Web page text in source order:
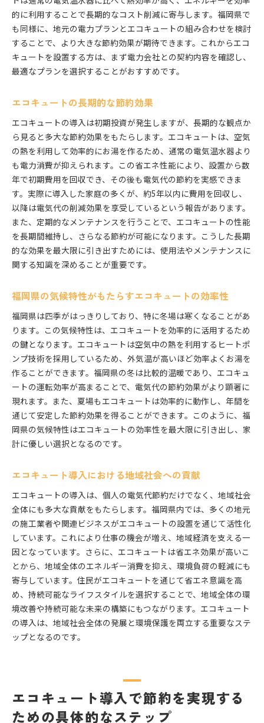
福岡県のエコキュート設置を成功させるための実践ガ
イド
地域のエコキュート利用者の体験談
成功事例に学ぶ設置のコツ
費用を抑えるためのDIY可能な部分
設置後のトラブルシューティング
エコキュートの保険加入のメリット
エコキュート導入で一歩先行く節約術とその効果
エコキュート利用で得られる年間の節約額
他の省エネ機器との組み合わせ効果
節約生活を実現するための家庭での工夫
導入前後の光熱費比較データ
エコキュートの性能を引き出す活用術
導入後のライフスタイルの変化と満足度
福岡県でのエコキュート補助金を活用した賢い節約生
活
福岡県のエコキュート補助金の申請体験談
補助金以外の節約テクニック
地域特有の補助金制度を活用する方法
エコキュート導入で得られる長期的な経済効果
補助金終了後の節約生活の維持方法
的に利用することで長期的なコスト削減に寄与します。福岡県で
も同様に、地元の電力プランとエコキュートの組み合わせを検討
することで、より大きな節約効果が期待できます。これからエコ
キュートを設置する方は、まず電力会社との契約内容を確認し、
最適なプランを選択することがおすすめです。
エコキュートの長期的な節約効果
エコキュートの導入は初期投資が発生しますが、長期的な観点か
ら見ると多大な節約効果をもたらします。エコキュートは、空気
の熱を利用して効率的にお湯を作るため、通常の電気温水器より
も電力消費が抑えられます。この省エネ性能により、設置から数
年で初期費用を回収でき、その後も電気代の節約を実感できま
す。実際に導入した家庭の多くが、約5年以内に費用を回収し、
以降は電気代の削減効果を享受しているという報告があります。
また、定期的なメンテナンスを行うことで、エコキュートの性能
を長期間維持し、さらなる節約が可能になります。こうした長期
的な効果を最大限に引き出すためには、使用法やメンテナンスに
関する知識を深めることが重要です。
福岡県の気候特性がもたらすエコキュートの効率性
福岡県は四季がはっきりしており、特に冬場は寒くなることがあ
ります。この気候特性は、エコキュートを効率的に活用するため
の鍵となります。エコキュートは空気中の熱を利用するヒートポ
ンプ技術を採用しているため、外気温が高いほど効率よくお湯を
作ることができます。福岡県の冬は比較的温暖であり、エコキュ
ートの運転効率が高まることで、電気代の節約効果がより顕著に
現れます。また、夏場もエコキュートは効率的に動作し、年間を
通じて安定した節約効果を得ることができます。このように、福
岡県の気候特性はエコキュートの効率性を最大限に引き出し、家
計に優しい選択となるのです。
エコキュート導入における地域社会への貢献
エコキュートの導入は、個人の電気代節約だけでなく、地域社会
全体にも多大な貢献をもたらします。福岡県内では、多くの地元
の施工業者や関連ビジネスがエコキュートの設置を通じて活性化
しています。これにより仕事の機会が増え、地域経済を支える一
因となっています。さらに、エコキュートは省エネ効果が高いこ
とから、地域全体のエネルギー消費を抑え、環境負荷の軽減にも
寄与しています。住民がエコキュートを通じて省エネ意識を高
め、持続可能なライフスタイルを選択することで、地域全体の環
境改善や持続可能な未来の構築にもつながります。エコキュート
の導入は、地域社会全体の発展と環境保護を両立する重要なステ
ップとなるのです。
エコキュート導入で節約を実現する
ための具体的なステップ